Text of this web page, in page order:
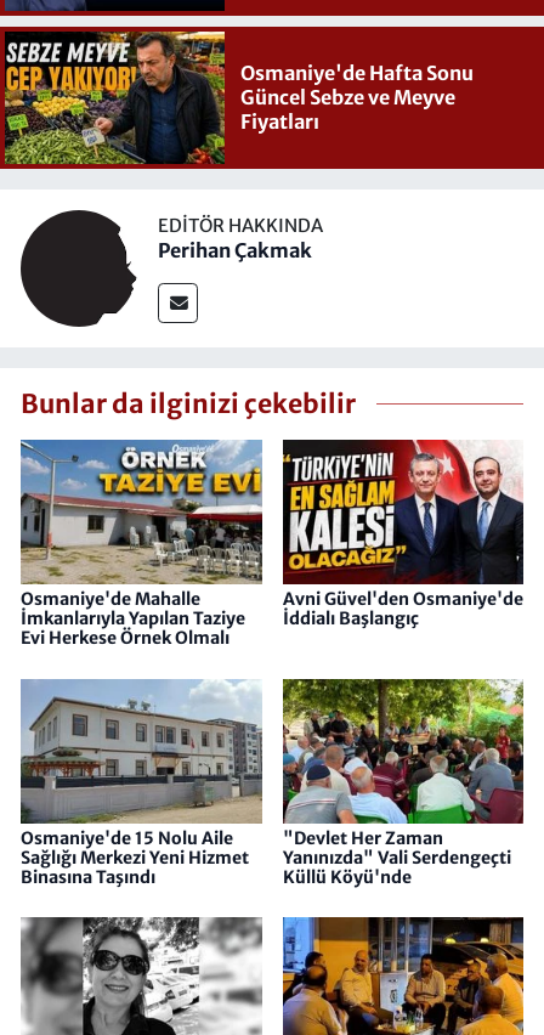
Osmaniye'de Hafta Sonu
Güncel Sebze ve Meyve
Fiyatları
EDITÖR HAKKINDA
Perihan Çakmak
Bunlar da ilginizi çekebilir
Osmaniye'de Mahalle
İmkanlarıyla Yapılan Taziye
Evi Herkese Örnek Olmalı
Avni Güvel'den Osmaniye'de
İddialı Başlangıç
Osmaniye'de 15 Nolu Aile
Sağlığı Merkezi Yeni Hizmet
Binasına Taşındı
"Devlet Her Zaman
Yanınızda" Vali Serdengeçti
Küllü Köyü'nde